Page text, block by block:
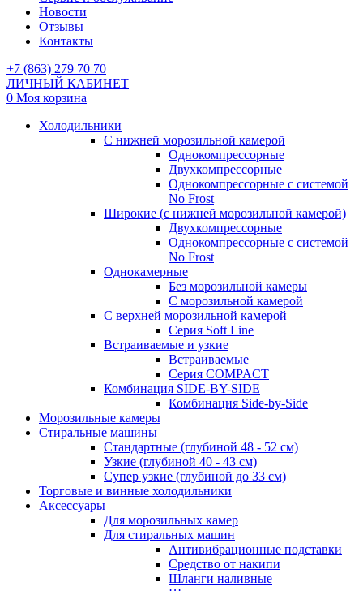
Новости
Отзывы
Контакты
+7 (863) 279 70 70
ЛИЧНЫЙ КАБИНЕТ
0 Моя корзина
Холодильники
С нижней морозильной камерой
Однокомпрессорные
Двухкомпрессорные
Однокомпрессорные с системой
No Frost
Широкие (с нижней морозильной камерой)
Двухкомпрессорные
Однокомпрессорные с системой
No Frost
Однокамерные
Без морозильной камеры
С морозильной камерой
С верхней морозильной камерой
Серия Soft Line
Встраиваемые и узкие
Встраиваемые
Серия СOMPACT
Комбинация SIDE-BY-SIDE
Комбинация Side-by-Side
Морозильные камеры
Стиральные машины
Стандартные (глубиной 48 - 52 см)
Узкие (глубиной 40 - 43 см)
Супер узкие (глубиной до 33 см)
Торговые и винные холодильники
Аксессуары
Для морозильных камер
Для стиральных машин
Антивибрационные подставки
Средство от накипи
Шланги наливные